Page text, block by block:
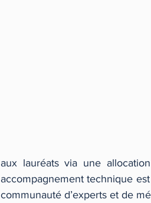
aux lauréats via une
accompagnement technique
communauté d’experts et de